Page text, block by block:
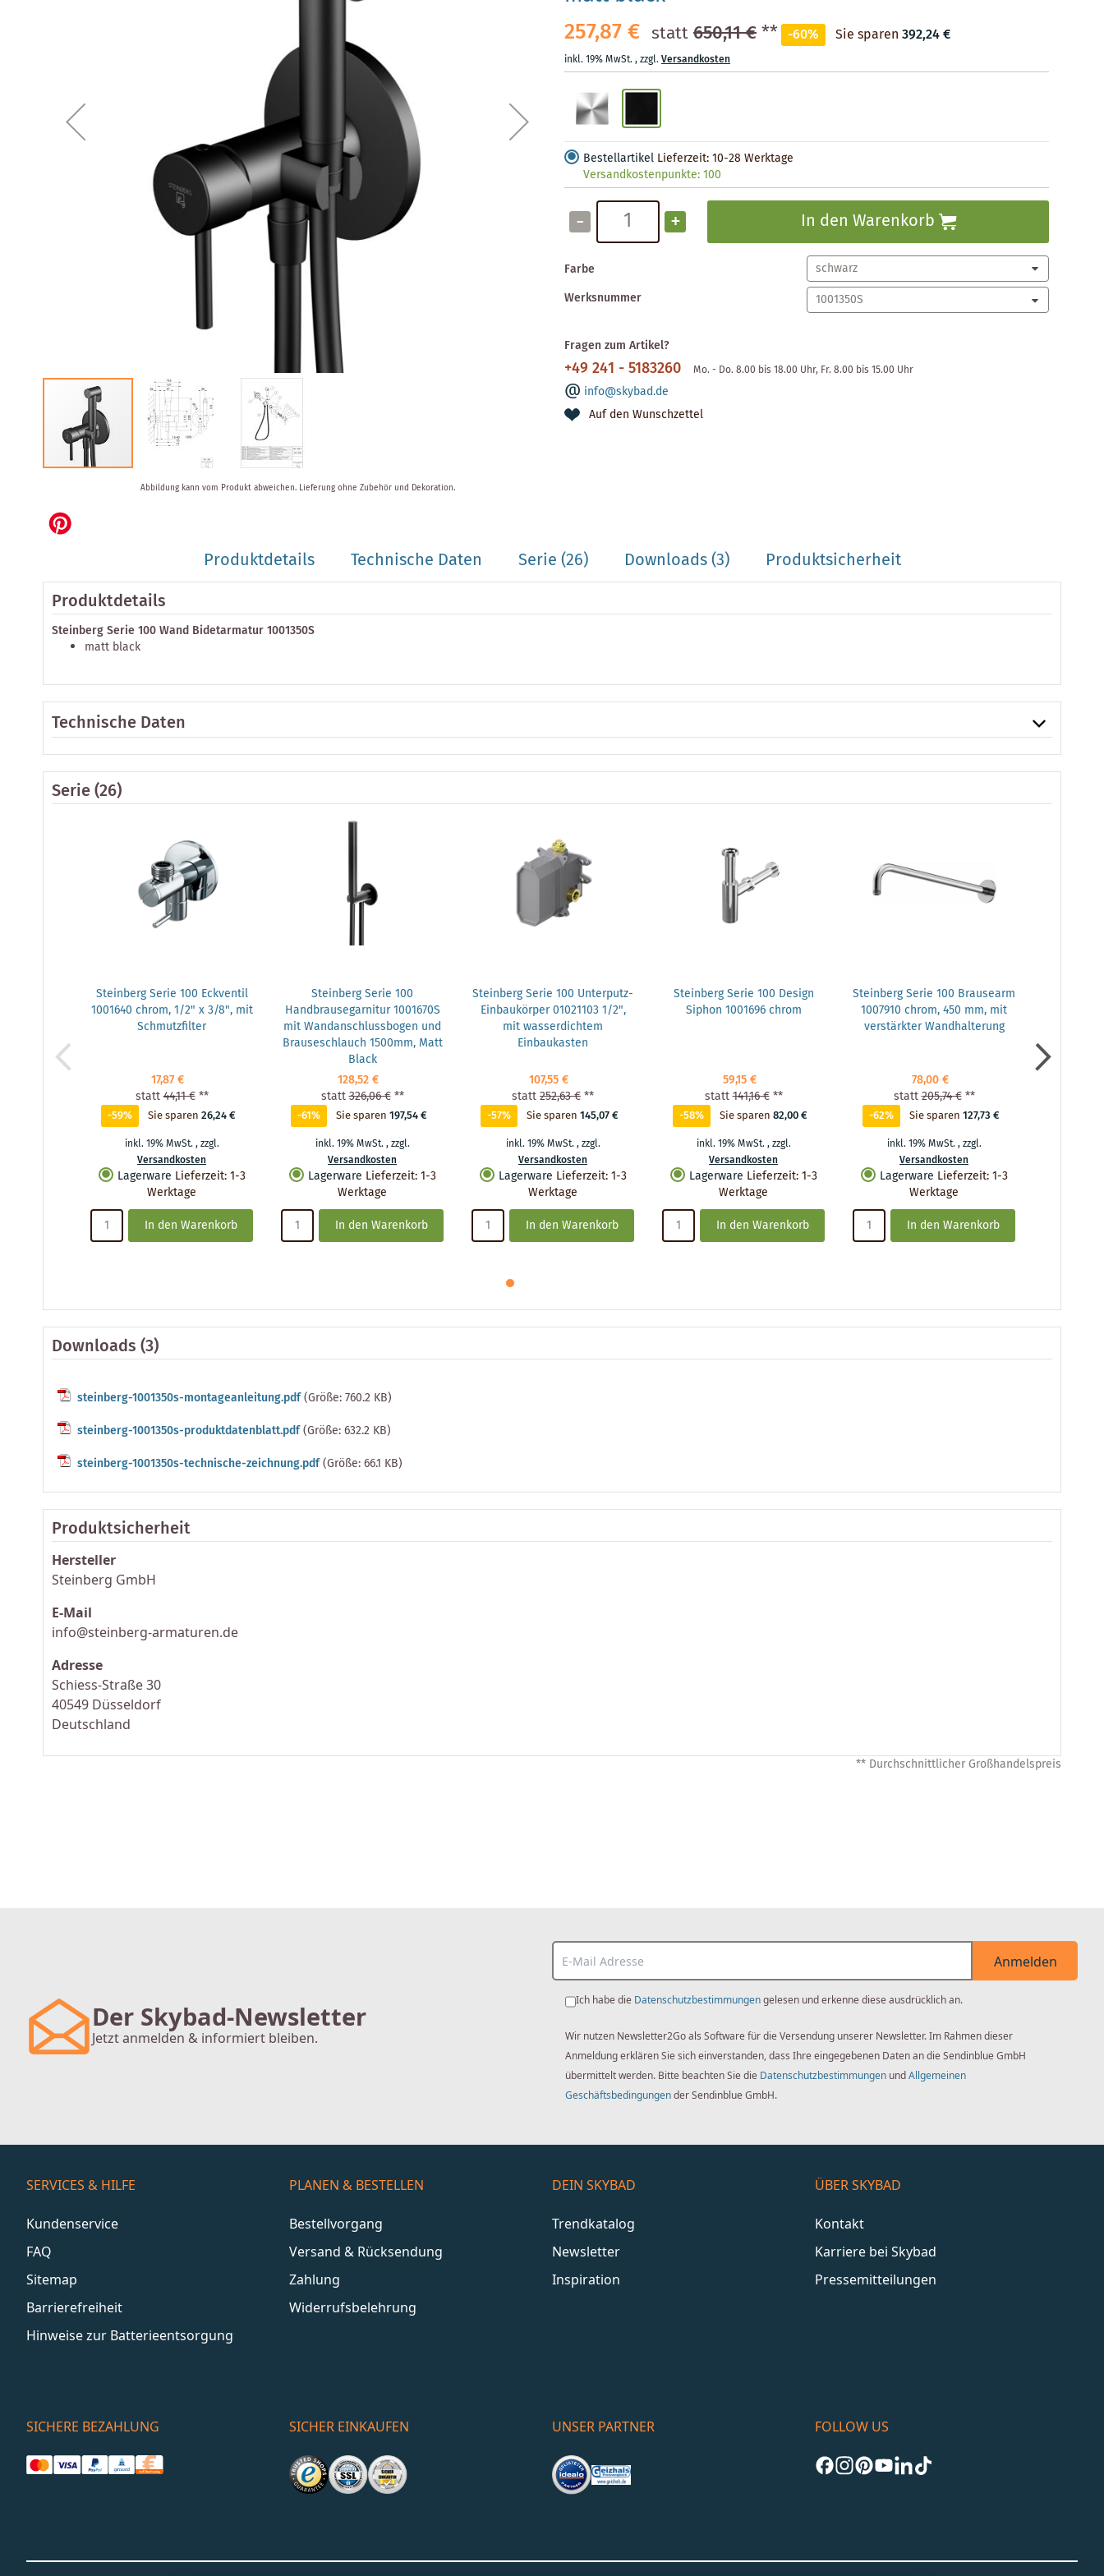
257,87 € statt650,11 €** -60% Sie sparen 392,24 €
inkl. 19% MwSt.,zzgl.Versandkosten
Bestellartikel Lieferzeit: 10-28 Werktage
Versandkostenpunkte:100
- + In den Warenkorb
Farbe
Werksnummer
Fragen zum Artikel?
+49 241 - 5183260 Mo. - Do. 8.00 bis 18.00 Uhr, Fr. 8.00 bis 15.00 Uhr
info@skybad.de
Auf den Wunschzettel
der
Bildergalerie
Abbildung kann vom Produkt abweichen. Lieferung ohne Zubehör und Dekoration.
Produktdetails Technische Daten Serie(26) Downloads (3)
Produktsicherheit
Produktdetails
Steinberg Serie 100 Wand Bidetarmatur 1001350S
matt black
Technische Daten
Serie(26)
Steinberg Serie 100 Eckventil
1001640 chrom, 1/2" x 3/8", mit
Schmutzfilter
17,87 €
statt44,11 € **
-59% Sie sparen26,24 €
inkl. 19% MwSt.,zzgl.
Versandkosten
Lagerware Lieferzeit:1-3
Werktage
In den Warenkorb
Steinberg Serie 100
Handbrausegarnitur 1001670S
mit Wandanschlussbogen und
Brauseschlauch 1500mm, Matt
Black
128,52 €
statt326,06 € **
-61% Sie sparen197,54 €
inkl. 19% MwSt.,zzgl.
Versandkosten
Lagerware Lieferzeit:1-3
Werktage
In den Warenkorb
Steinberg Serie 100 Unterputz-
Einbaukörper 01021103 1/2",
mit wasserdichtem
Einbaukasten
107,55 €
statt252,63 €**
-57% Sie sparen145,07 €
inkl. 19% MwSt.,zzgl.
Versandkosten
Lagerware Lieferzeit:1-3
Werktage
In den Warenkorb
Steinberg Serie 100 Design
Siphon 1001696 chrom
59,15 €
statt141,16 € **
-58% Sie sparen82,00 €
inkl. 19% MwSt.,zzgl.
Versandkosten
Lagerware Lieferzeit:1-3
Werktage
In den Warenkorb
Steinberg Serie 100 Brausearm
1007910 chrom, 450 mm, mit
verstärkter Wandhalterung
78,00 €
statt205,74 € **
-62% Sie sparen127,73 €
inkl. 19% MwSt.,zzgl.
Versandkosten
Lagerware Lieferzeit:1-3
Werktage
In den Warenkorb
Downloads (3)
steinberg-1001350s-montageanleitung.pdf(Größe: 760.2 KB)
steinberg-1001350s-produktdatenblatt.pdf(Größe: 632.2 KB)
steinberg-1001350s-technische-zeichnung.pdf(Größe: 66.1 KB)
Produktsicherheit
Hersteller
Steinberg GmbH
E-Mail
info@steinberg-armaturen.de
Adresse
Schiess-Straße 30
40549 Düsseldorf
Deutschland
** Durchschnittlicher Großhandelspreis
Der Skybad-Newsletter
Jetzt anmelden & informiert bleiben.
Anmelden
Ich habe die Datenschutzbestimmungengelesen und erkenne diese ausdrücklich an.
Wir nutzen Newsletter2Go als Software für die Versendung unserer Newsletter. Im Rahmen dieser
Anmeldung erklären Sie sich einverstanden, dass Ihre eingegebenen Daten an die Sendinblue GmbH
übermittelt werden. Bitte beachten Sie die Datenschutzbestimmungen undAllgemeinen
Geschäftsbedingungender Sendinblue GmbH.
SERVICES & HILFE
Kundenservice
FAQ
Sitemap
Barrierefreiheit
Hinweise zur Batterieentsorgung
PLANEN & BESTELLEN
Bestellvorgang
Versand & Rücksendung
Zahlung
Widerrufsbelehrung
DEIN SKYBAD
Trendkatalog
Newsletter
Inspiration
ÜBER SKYBAD
Kontakt
Karriere bei Skybad
Pressemitteilungen
SICHERE BEZAHLUNG SICHER EINKAUFEN UNSER PARTNER FOLLOW US